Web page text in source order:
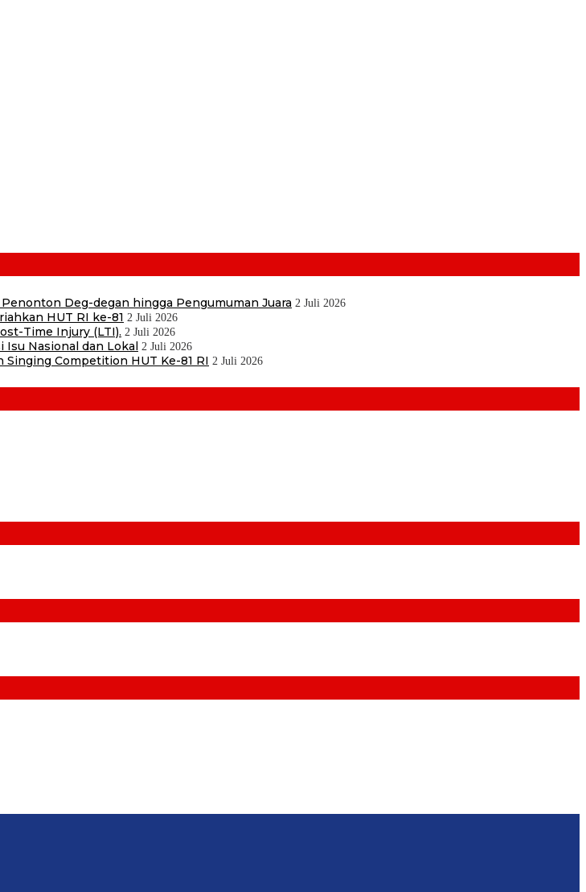
Deg-degan hingga Pengumuman Juara 2 Juli 2026
HUT RI ke-81 2 Juli 2026
Time Injury (LTI). 2 Juli 2026
Nasional dan Lokal 2 Juli 2026
Singing Competition HUT Ke-81 RI 2 Juli 2026